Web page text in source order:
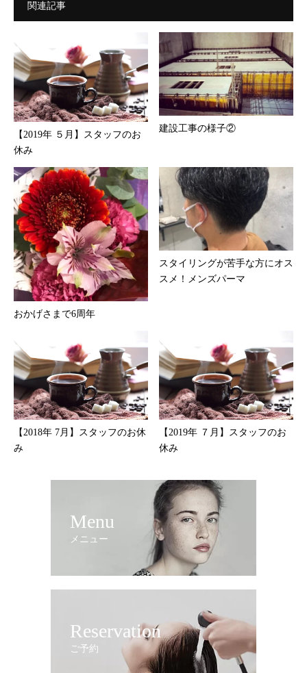
関連記事
【2019年 ５月】スタッフのお
休み
建設工事の様子②
おかげさまで6周年
スタイリングが苦手な方にオス
スメ！メンズパーマ
【2018年 7月】スタッフのお休
み
【2019年 ７月】スタッフのお
休み
Menu
メニュー
Reservation
ご予約